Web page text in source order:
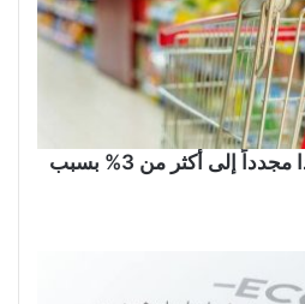
ارتفاع التضخم في هولندا مجدداً إلى أكثر من 3% بسبب